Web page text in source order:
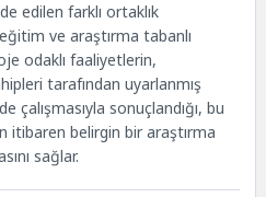
edilen farklı ortaklık
ve araştırma tabanlı
odaklı faaliyetlerin,
tarafından uyarlanmış
çalışmasıyla sonuçlandığı, bu
itibaren belirgin bir araştırma
sağlar.